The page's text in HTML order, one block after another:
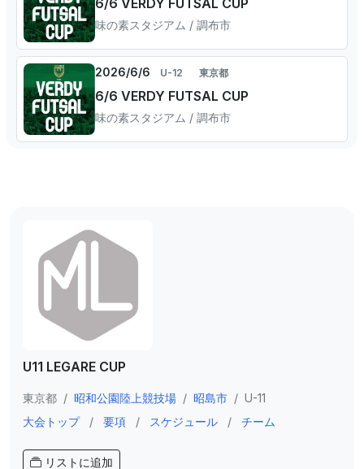
味の素スタジアム / 調布市
2026/6/6 U-12 東京都
6/6 VERDY FUTSAL CUP
味の素スタジアム / 調布市
U11 LEGARE CUP
東京都 / 昭和公園陸上競技場 / 昭島市 / U-11
大会トップ
/ 要項 / スケジュール / チーム
リストに追加